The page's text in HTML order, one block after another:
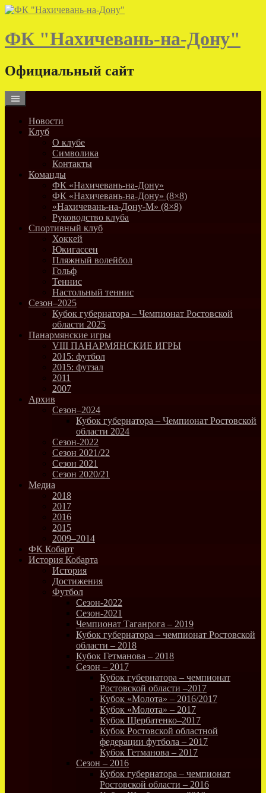
Skip
content
ФК "Нахичевань-на-Дону"
Официальный сайт
Новости
Клуб
О клубе
Символика
Контакты
Команды
ФК «Нахичевань-на-Дону»
ФК «Нахичевань-на-Дону» (8×8)
«Нахичевань-на-Дону-М» (8×8)
Руководство клуба
Спортивный клуб
Хоккей
Юкигассен
Пляжный волейбол
Гольф
Теннис
Настольный теннис
Сезон–2025
Кубок губернатора – Чемпионат Ростовской
области 2025
Панармянские игры
VIII ПАНАРМЯНСКИЕ ИГРЫ
2015: футбол
2015: футзал
2011
2007
Архив
Сезон–2024
Кубок губернатора – Чемпионат Ростовской
области 2024
Сезон-2022
Сезон 2021/22
Сезон 2021
Сезон 2020/21
Медиа
2018
2017
2016
2015
2009–2014
ФК Кобарт
История Кобарта
История
Достижения
Футбол
Сезон-2022
Сезон-2021
Чемпионат Таганрога – 2019
Кубок губернатора – чемпионат Ростовской
области – 2018
Кубок Гетманова – 2018
Сезон – 2017
Кубок губернатора – чемпионат
Ростовской области –2017
Кубок «Молота» – 2016/2017
Кубок «Молота» – 2017
Кубок Щербатенко–2017
Кубок Ростовской областной
федерации футбола – 2017
Кубок Гетманова – 2017
Сезон – 2016
Кубок губернатора – чемпионат
Ростовской области – 2016